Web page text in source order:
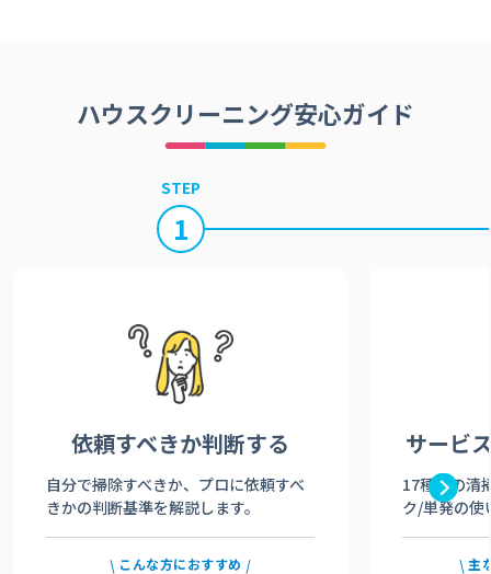
ハウスクリーニング安心ガイド
STEP
1
依頼すべきか判断する
自分で掃除すべきか、プロに依頼すべ
きかの判断基準を解説します。
こんな方におすすめ
サービ
17種類の清
ク/単発の使
主